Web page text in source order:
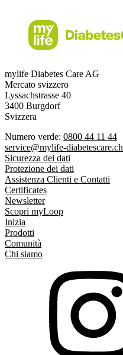
mylife Diabetes Care AG
Mercato svizzero
Lyssachstrasse 40
3400 Burgdorf
Svizzera
Numero verde: 0800 44 11 44
service@mylife-diabetescare.ch
Sicurezza dei dati
Protezione dei dati
Assistenza Clienti e Contatti
Certificates
Newsletter
Scopri myLoop
Inizia
Prodotti
Comunità
Chi siamo